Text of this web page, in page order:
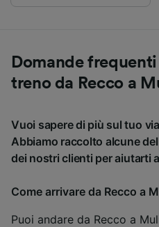
Domande
treno da Recco a
Vuoi sapere di più sul tuo
Abbiamo raccolto alcune
dei nostri clienti per aiutarti
Come arrivare da Recco a
Puoi andare da Recco a